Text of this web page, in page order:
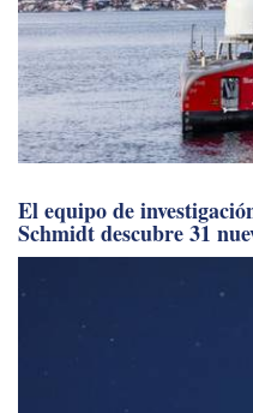
El equipo de
Schmidt descubre 31